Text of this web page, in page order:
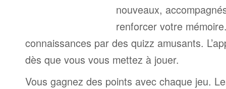
nouveaux,
renforcer votre
connaissances par des quizz amusants.
dès que vous vous mettez à jouer.
Vous gagnez des points avec chaque jeu.